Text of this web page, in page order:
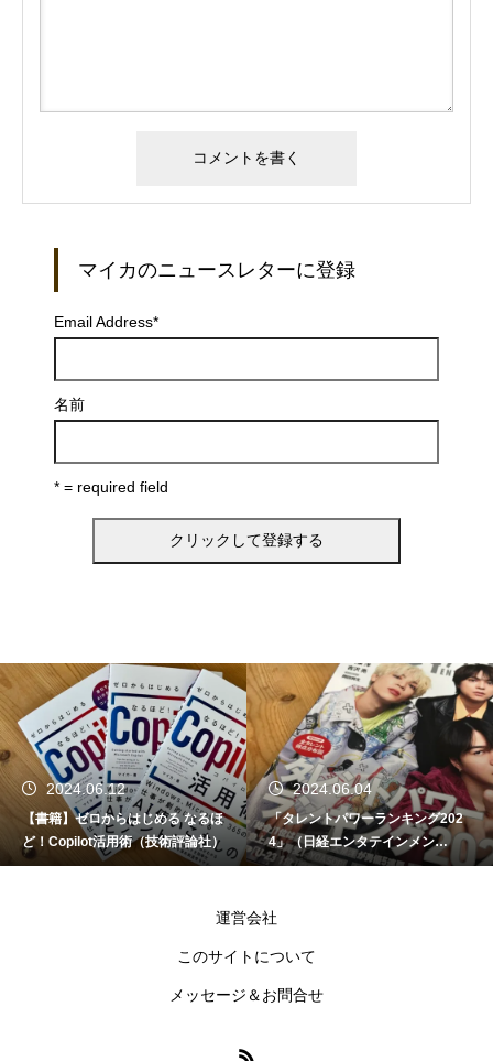
マイカのニュースレターに登録
Email Address*
名前
* = required field
る なるほ
評論社）
2024.06.04
「タレントパワーランキング202
4」（日経エンタテインメン
ト！）
2024.05.27
【日経パソコン】（5/
成AIで日常が劇的変化
時代の趣味・エンター
運営会社
このサイトについて
メッセージ＆お問合せ